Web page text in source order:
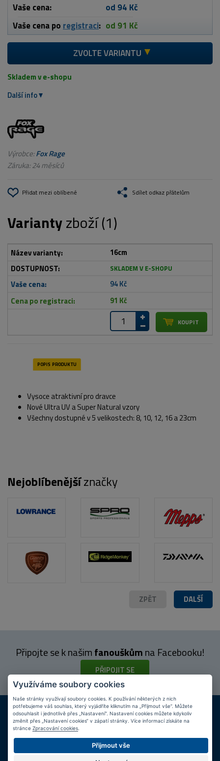
Vaše cena:
od 94 Kč
Vaše cena po registraci: od 91 Kč
ZVOLTE VARIANTU
Skladem v e-shopu
Další info
Výrobce:Fox Rage
Záruka: 24 měsíců
Přidat mezi oblíbené Sdílet odkaz přátelům
Variantyzboží (1)
16cm
SKLADEM V E-SHOPU
94 Kč
91 Kč
Vysoce atraktivní pro dravce
Nové Ultra UV a Super Natural vzory
Všechny dostupné v 5 velikostech: 8, 10, 12, 16 a 23cm
Nejoblíbenějšíznačky
DALŠÍ
ZPĚT
Připojte se k našimfanouškůmna Facebooku!
PŘIPOJIT SE
DOPRAVA ZDARMA
Při nákupu nad 2 000 Kč
KAMENNÉ PRODEJNY
Jsme na trhu více než 10 let
Tipyk nákupu
Využíváme soubory cookies
Naše stránky využívají soubory cookies. K používání některých z nich
potřebujeme váš souhlas, který vyjádříte kliknutím na „Přijmout vše“. Můžete
odsouhlasit i jednotlivě přes „Nastavení“. Nastavení cookies můžete kdykoliv
změnit přes „Nastavení cookies“ v zápatí stránky. Více informací získáte na
stránce Zpracování cookies
Přijmout vše